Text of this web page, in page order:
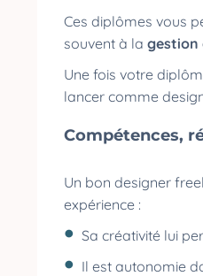
Ces diplômes vous
souvent à lagestion
Une fois votre
lancer comme
Compétences,
Un bon designer
expérience :
Sa créativité lui
Il est autonomie